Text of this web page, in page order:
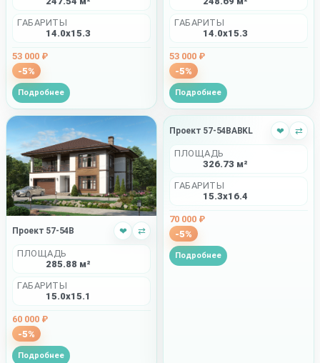
ГАБАРИТЫ
14.0x15.3
53 000 ₽
-5%
Подробнее
ГАБАРИТЫ
14.0x15.3
53 000 ₽
-5%
Подробнее
Проект 57-54B ❤ ⇄
ПЛОЩАДЬ
285.88 м²
ГАБАРИТЫ
15.0x15.1
60 000 ₽
-5%
Подробнее
Проект 57-54BABKL ❤ ⇄
ПЛОЩАДЬ
326.73 м²
ГАБАРИТЫ
15.3x16.4
70 000 ₽
-5%
Подробнее